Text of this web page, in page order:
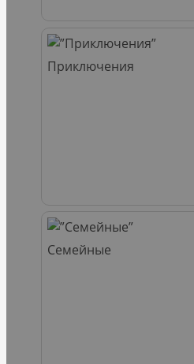
Приключения
Семейные